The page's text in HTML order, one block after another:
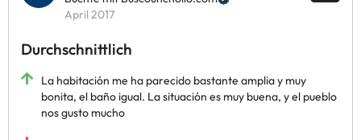
April 2017
Durchschnittlich
La habitación me ha parecido bastante amplia y muy
bonita, el baño igual. La situación es muy buena, y el pueblo
nos gusto mucho